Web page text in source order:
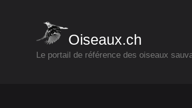
Oiseaux.ch
Le portail de référence des oiseaux